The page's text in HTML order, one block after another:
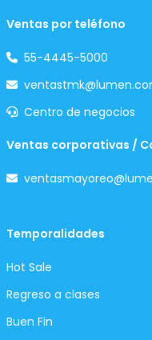
Ventas por teléfono
55-4445-5000
Centro de negocios
Ventas corporativas /
Temporalidades
Hot Sale
Regreso a clases
Buen Fin